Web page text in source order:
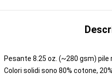
Pesante 8.25 oz. (~280 gsm) pile
Colori solidi sono 80% cotone,